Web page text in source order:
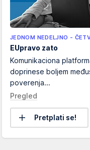
JEDNOM NEDELJNO -
EUpravo zato
Komunikaciona
doprinese boljem
poverenja...
Pregled
Pretplati se!